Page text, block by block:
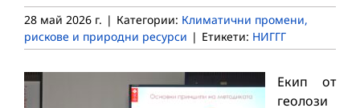
28 май 2026 г. | Категории: Климатични промени,
рискове и природни ресурси | Етикети: НИГГГ
Екип от
геолози